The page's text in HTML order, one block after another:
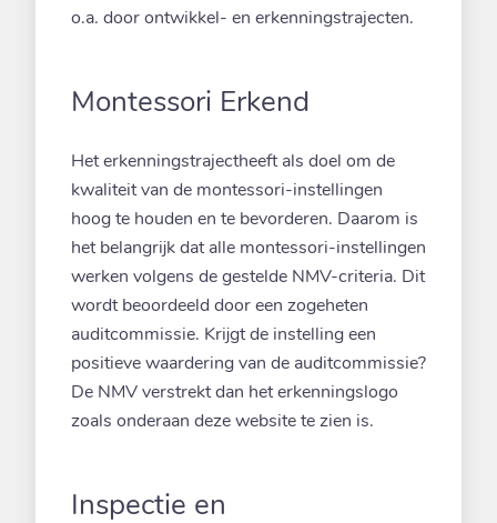
o.a. door ontwikkel- en erkenningstrajecten.
Montessori Erkend
Het erkenningstrajectheeft als doel om de
kwaliteit van de montessori-instellingen
hoog te houden en te bevorderen. Daarom is
het belangrijk dat alle montessori-instellingen
werken volgens de gestelde NMV-criteria. Dit
wordt beoordeeld door een zogeheten
auditcommissie. Krijgt de instelling een
positieve waardering van de auditcommissie?
De NMV verstrekt dan het erkenningslogo
zoals onderaan deze website te zien is.
Inspectie en